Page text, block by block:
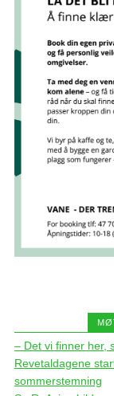
– Det vi finner her,
Revetaldagene
sommerstemning